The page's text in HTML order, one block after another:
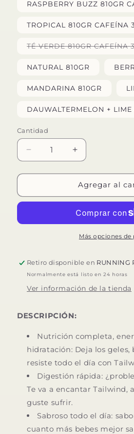
RASPBERRY BUZZ 810GR
TROPICAL 810GR CAFEÍNA
TÉ VERDE 810GR CAFEÍNA
NATURAL 810GR
MANDARINA 810GR
DAUWALTERMELON + LIME
Cantidad
Reducir
cantidad
para
ENDURANCE
Aumentar
cantidad
para
TAILWIND
ENDURANCE
30
Agregar al
Más opciones de
Retiro disponible en RUNNING
Normalmente está listo en 24 horas
Ver información de la tienda
DESCRIPCIÓN:
Nutrición completa,
hidratación: Deja los geles,
resiste todo el día con
Digestión rápida:
Te va a encantar Tailwind,
guste sufrir.
Sabroso todo el día:
cuanto más bebes mejor